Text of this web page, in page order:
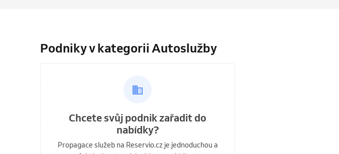
Podniky v kategorii Autoslužby
Chcete svůj podnik zařadit do
nabídky?
Propagace služeb na Reservio.cz je jednoduchou a